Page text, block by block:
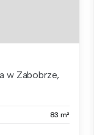
w Zabobrze,
83 m²